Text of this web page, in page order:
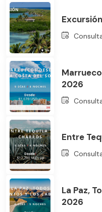
2026
Entre
La Paz,
2026